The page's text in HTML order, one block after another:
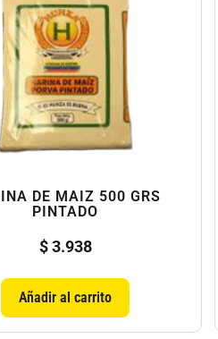
DE MAIZ 500 GRS
PINTADO
$3.938
Añadir al carrito